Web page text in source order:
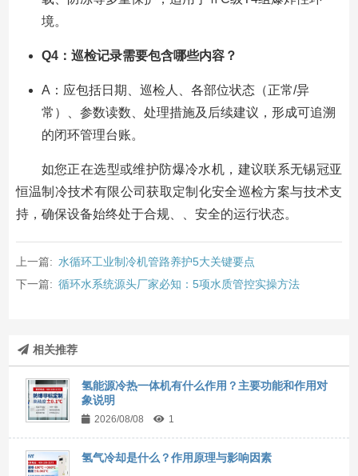
境。
Q4：巡检记录需要包含哪些内容？
A：应包括日期、巡检人、各部位状态（正常/异
常）、参数读数、处理措施及后续建议，形成可追溯
的闭环管理台账。
如您正在选型或维护防爆冷水机，建议联系无锡冠亚
恒温制冷技术有限公司获取定制化安全巡检方案与技术支
持，确保设备始终处于合规、、安全的运行状态。
上一篇: 水循环工业制冷机管路养护5大关键要点
下一篇: 循环水系统源头厂家必知：5项水质管控实操方法
相关推荐
氢能源冷热一体机有什么作用？主要功能和作用对
象说明
2026/08/08 1
氢气冷却是什么？作用原理与影响因素